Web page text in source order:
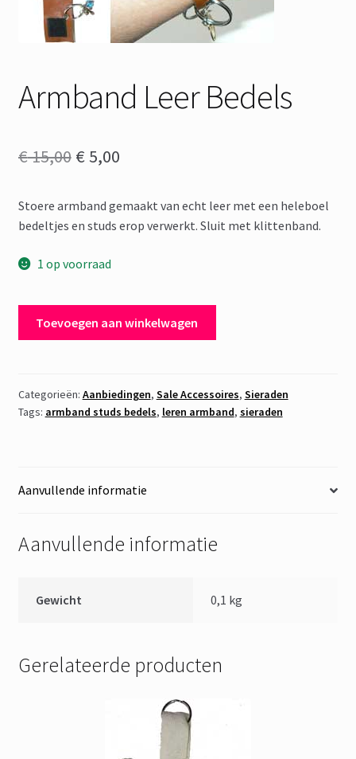
Armband Leer Bedels
€15,00 Oorspronkelijke
was:
€ 5,00Huidige
is:
Stoere armband gemaakt van echt leer met een heleboel
bedeltjes en studs erop verwerkt. Sluit met klittenband.
1 op voorraad
Toevoegen aan winkelwagen
Categorieën: Aanbiedingen, Sale Accessoires, Sieraden
Tags: armband studs bedels, leren armband, sieraden
Aanvullende informatie
Aanvullende informatie
Gewicht 0,1 kg
Gerelateerde producten